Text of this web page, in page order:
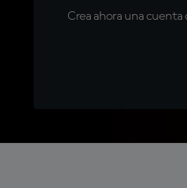
Crea ahora una